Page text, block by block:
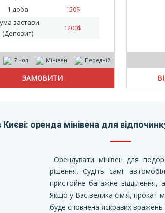
1 доба
150$
застави
(Депозит)
1200$
7 чол Мінівен Передній
Києві: оренда мінівена для
Орендувати мінівен для
рішення. Судіть самі:
пристойне багажне відділення,
Якщо у Вас велика сім'я, прокат
буде сповнена яскравих